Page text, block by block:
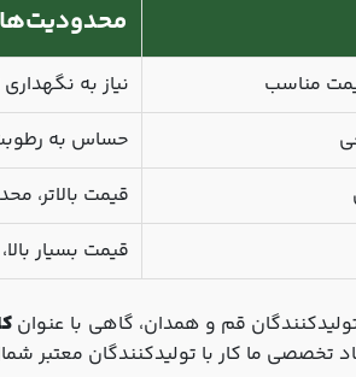
محدودیت‌ها
مناسب نیاز به
حساس به
قیمت بالاتر،
قیمت بسیار
قم و همدان، گاهی با عنوان
تخصصی ما کار با تولیدکنندگان معتبر